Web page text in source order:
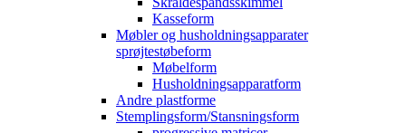
Kasseform
Møbler og husholdningsapparater
sprøjtestøbeform
Møbelform
Husholdningsapparatform
Andre plastforme
Stemplingsform/Stansningsform